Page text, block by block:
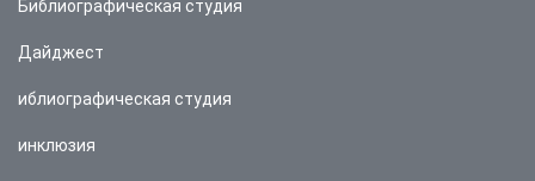
Библиографическая студия
Дайджест
иблиографическая студия
инклюзия